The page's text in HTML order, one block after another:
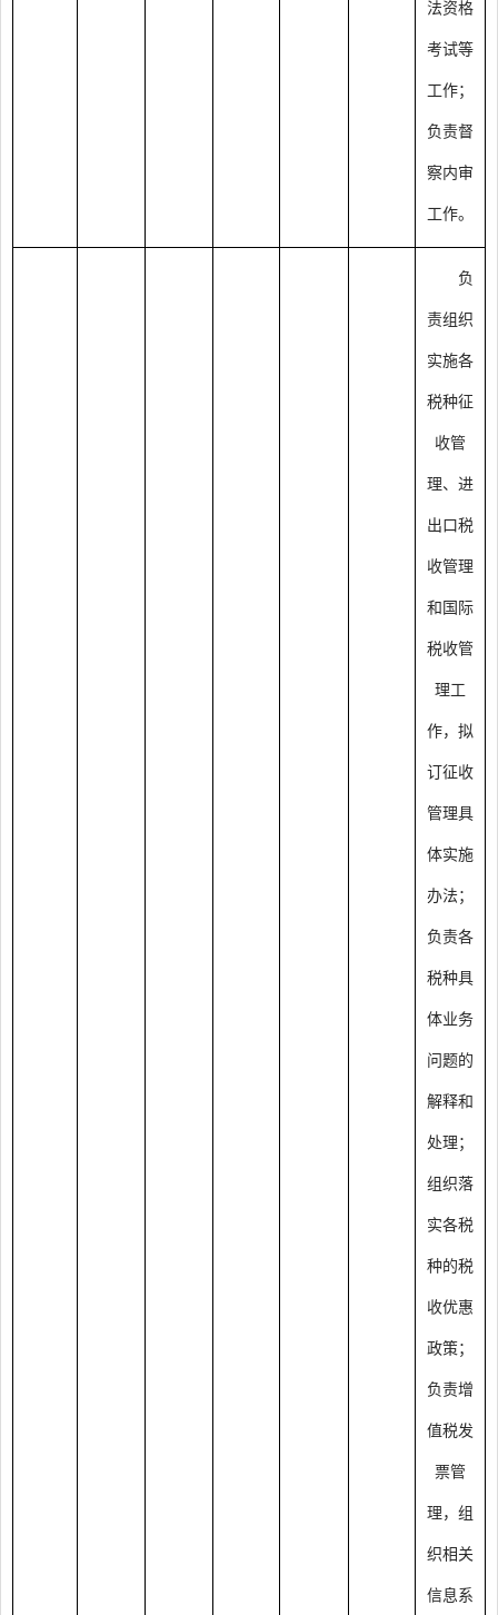
法资格
考试等
工作；
负责督
察内审
工作。
负
责组织
实施各
税种征
收管
理、进
出口税
收管理
和国际
税收管
理工
作，拟
订征收
管理具
体实施
办法；
负责各
税种具
体业务
问题的
解释和
处理；
组织落
实各税
种的税
收优惠
政策；
负责增
值税发
票管
理，组
织相关
信息系